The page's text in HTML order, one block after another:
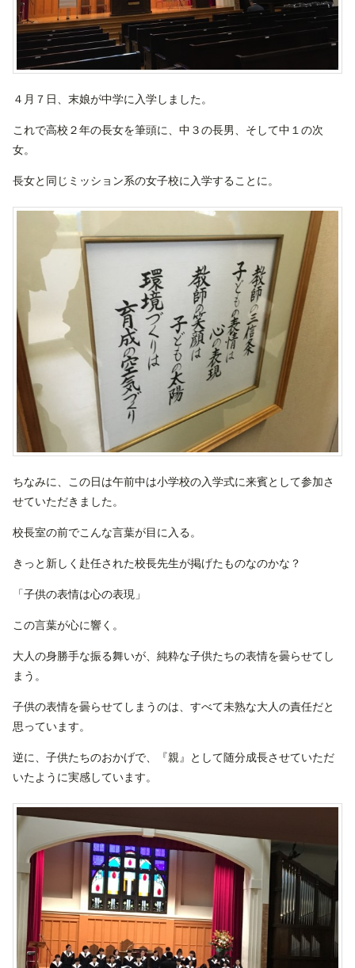
４月７日、末娘が中学に入学しました。
これで高校２年の長女を筆頭に、中３の長男、そして中１の次
女。
長女と同じミッション系の女子校に入学することに。
ちなみに、この日は午前中は小学校の入学式に来賓として参加さ
せていただきました。
校長室の前でこんな言葉が目に入る。
きっと新しく赴任された校長先生が掲げたものなのかな？
「子供の表情は心の表現」
この言葉が心に響く。
大人の身勝手な振る舞いが、純粋な子供たちの表情を曇らせてし
まう。
子供の表情を曇らせてしまうのは、すべて未熟な大人の責任だと
思っています。
逆に、子供たちのおかげで、『親』として随分成長させていただ
いたように実感しています。